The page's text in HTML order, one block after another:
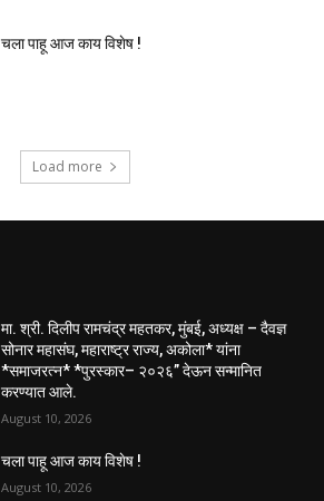
चला पाहू आज काय विशेष !
Load more
मा. श्री. दिलीप रामचंद्र महतकर, मुंबई, अध्यक्ष – दैवज्ञ
सोनार महासंघ, महाराष्ट्र राज्य, अकोला* यांना
*समाजरत्न* *पुरस्कार– २०२६” देऊन सन्मानित
करण्यात आले.
August 10, 2026
चला पाहू आज काय विशेष !
August 10, 2026